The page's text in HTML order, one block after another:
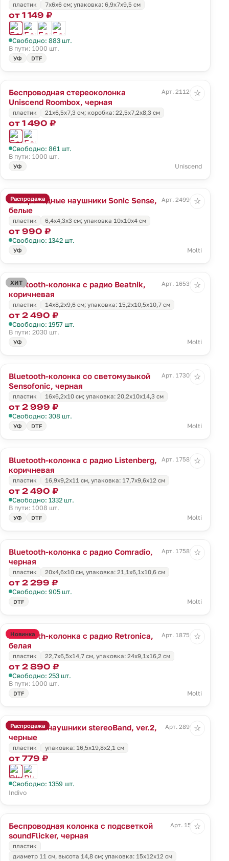
пластик 7х6х6 см; упаковка: 6,9x7x9,5 см
от 1 149 ₽
Свободно: 883 шт.
В пути: 1000 шт.
УФ DTF
Беспроводная стереоколонка
Uniscend Roombox, черная
Арт. 21120.30
пластик 21х6,5х7,3 см; коробка: 22,5х7,2х8,3 см
от 1 490 ₽
Свободно: 861 шт.
В пути: 1000 шт.
УФ Uniscend
☆
Распродажа
Беспроводные наушники Sonic Sense,
белые
Арт. 24999.60
пластик 6,4х4,3х3 cм; упаковка 10х10х4 см
от 990 ₽
Свободно: 1342 шт.
УФ Molti
☆
ХИТ
Bluetooth-колонка с радио Beatnik,
коричневая
Арт. 16539.59
пластик 14x8,2x9,6 см; упаковка: 15,2x10,5x10,7 см
от 2 490 ₽
Свободно: 1957 шт.
В пути: 2030 шт.
УФ Molti
☆
Bluetooth-колонка со светомузыкой
Sensofonic, черная
Арт. 17303.30
пластик 16x6,2x10 см; упаковка: 20,2x10x14,3 см
от 2 999 ₽
Свободно: 308 шт.
УФ DTF Molti
☆
Bluetooth-колонка с радио Listenberg,
коричневая
Арт. 17588.59
пластик 16,9x9,2x11 см, упаковка: 17,7x9,6x12 см
от 2 490 ₽
Свободно: 1332 шт.
В пути: 1008 шт.
УФ DTF Molti
☆
Bluetooth-колонка с радио Comradio,
черная
Арт. 17589.30
пластик 20x4,6x10 см, упаковка: 21,1x6,1x10,6 см
от 2 299 ₽
Свободно: 905 шт.
DTF Molti
☆
Новинка
Bluetooth-колонка с радио Retronica,
белая
Арт. 18751.60
пластик 22,7x6,5x14,7 см, упаковка: 24x9,1x16,2 см
от 2 890 ₽
Свободно: 253 шт.
В пути: 1000 шт.
DTF Molti
☆
Распродажа
Bluetooth наушники stereoBand, ver.2,
черные
Арт. 2899.31
пластик упаковка: 16,5х19,8х2,1 см
от 779 ₽
Свободно: 1359 шт.
Indivo
☆
Беспроводная колонка с подсветкой
soundFlicker, черная
Арт. 15721
пластик
диаметр 11 см, высота 14,8 см; упаковка: 15x12x12 см
☆